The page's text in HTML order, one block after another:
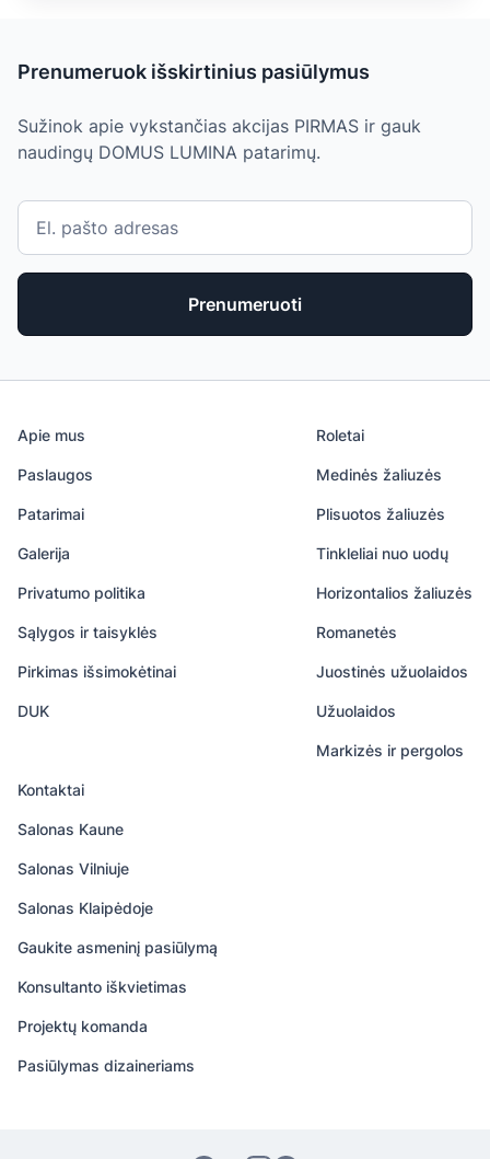
Prenumeruok išskirtinius pasiūlymus
Sužinok apie vykstančias akcijas PIRMAS ir gauk
naudingų DOMUS LUMINA patarimų.
Prenumeruoti
Apie mus
Paslaugos
Patarimai
Galerija
Privatumo politika
Sąlygos ir taisyklės
Pirkimas išsimokėtinai
DUK
Roletai
Medinės žaliuzės
Plisuotos žaliuzės
Tinkleliai nuo uodų
Horizontalios žaliuzės
Romanetės
Juostinės užuolaidos
Užuolaidos
Markizės ir pergolos
Kontaktai
Salonas Kaune
Salonas Vilniuje
Salonas Klaipėdoje
Gaukite asmeninį pasiūlymą
Konsultanto iškvietimas
Projektų komanda
Pasiūlymas dizaineriams